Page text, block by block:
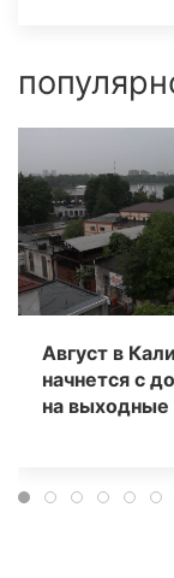
Август в
начнется с
на выходные